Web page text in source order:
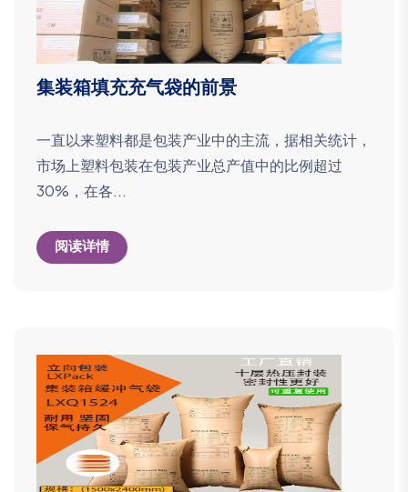
集装箱填充充气袋的前景
一直以来塑料都是包装产业中的主流，据相关统计，
市场上塑料包装在包装产业总产值中的比例超过
30%，在各...
阅读详情